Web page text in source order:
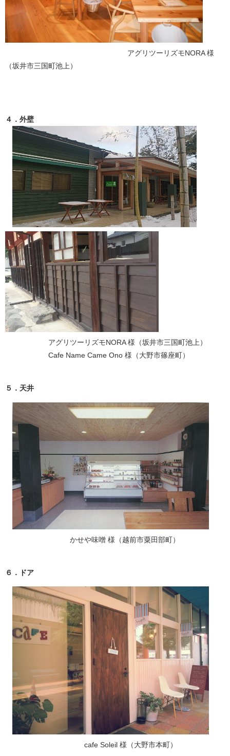
アグリツーリズモNORA 様
（坂井市三国町池上）
４．外壁
アグリツーリズモNORA 様（坂井市三国町池上）
Cafe Name Came Ono 様（大野市篠座町）
５．天井
かせや味噌 様（越前市粟田部町）
６．ドア
cafe Soleil 様（大野市本町）